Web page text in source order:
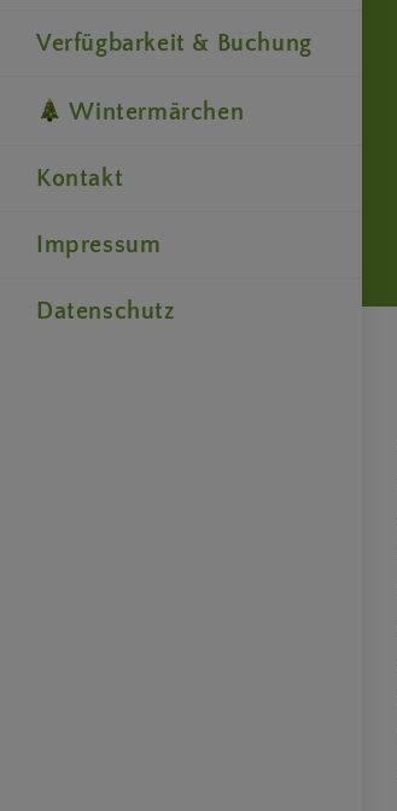
Verfügbarkeit & Buchung
Wintermärchen
Kontakt
Impressum
Datenschutz